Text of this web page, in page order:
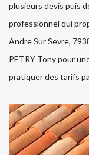
plusieurs devis puis
professionnel qui
Andre Sur Sevre,
PETRY Tony pour
pratiquer des tarifs